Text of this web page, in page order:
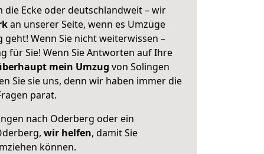
die Ecke oder deutschlandweit – wir
an unserer Seite, wenn es Umzüge
Wenn Sie nicht weiterwissen –
für Sie! Wenn Sie Antworten auf Ihre
mein Umzug von Solingen
Sie sie uns, denn wir haben immer die
parat.
nach Oderberg oder ein
wir helfen, damit Sie
können.